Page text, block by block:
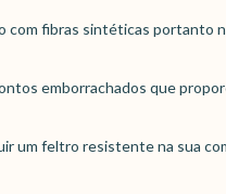
com fibras sintéticas portanto
emborrachados que
um feltro resistente na sua